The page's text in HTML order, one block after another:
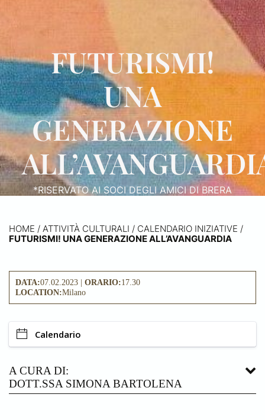
FUTURISMI!
UNA
GENERAZIONE
*RISERVATO AI SOCI DEGLI AMICI DI BRERA
HOME / ATTIVITÀ CULTURALI / CALENDARIO INIZIATIVE /
FUTURISMI! UNA GENERAZIONE ALL’AVANGUARDIA
DATA:07.02.2023 | ORARIO:17.30
LOCATION:Milano
Calendario
A CURA DI:
DOTT.SSA SIMONA BARTOLENA